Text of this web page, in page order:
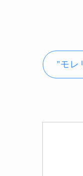
”モレ